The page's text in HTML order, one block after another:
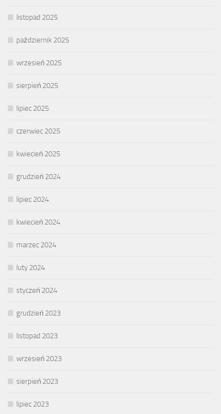
listopad 2025
październik 2025
wrzesień 2025
sierpień 2025
lipiec 2025
czerwiec 2025
kwiecień 2025
grudzień 2024
lipiec 2024
kwiecień 2024
marzec 2024
luty 2024
styczeń 2024
grudzień 2023
listopad 2023
wrzesień 2023
sierpień 2023
lipiec 2023